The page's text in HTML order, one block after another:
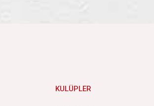
KULÜPLER